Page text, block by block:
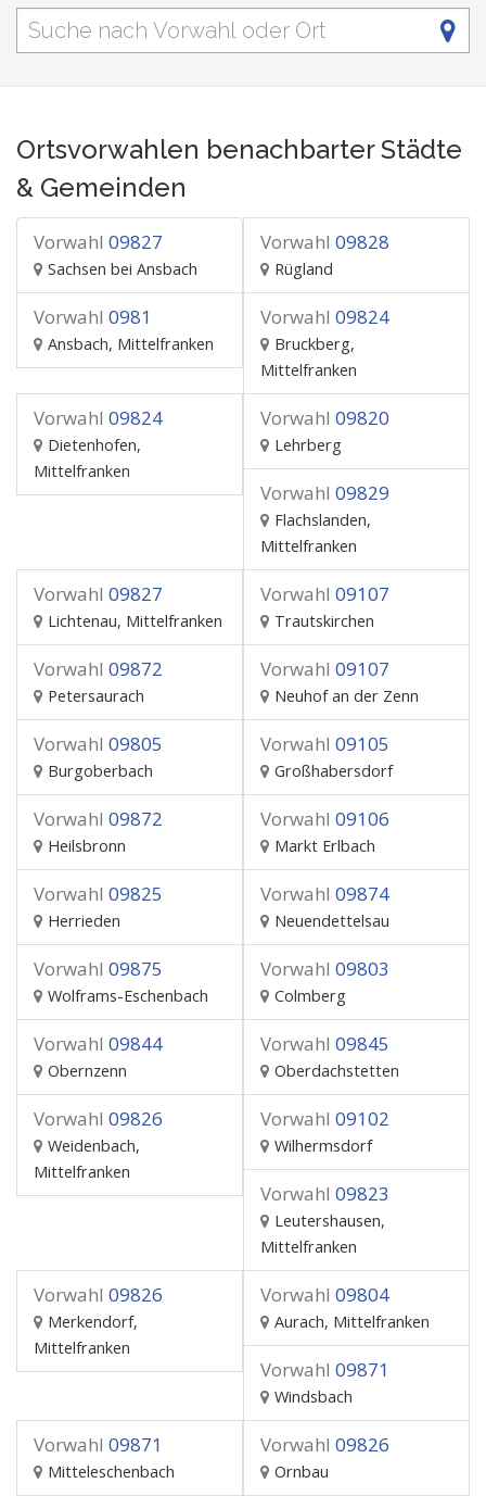
Ortsvorwahlen benachbarter Städte
& Gemeinden
Vorwahl 09827
Sachsen bei Ansbach
Vorwahl 09828
Rügland
Vorwahl 0981
Ansbach, Mittelfranken
Vorwahl 09824
Bruckberg,
Mittelfranken
Vorwahl 09824
Dietenhofen,
Mittelfranken
Vorwahl 09820
Lehrberg
Vorwahl 09829
Flachslanden,
Mittelfranken
Vorwahl 09827
Lichtenau, Mittelfranken
Vorwahl 09107
Trautskirchen
Vorwahl 09872
Petersaurach
Vorwahl 09107
Neuhof an der Zenn
Vorwahl 09805
Burgoberbach
Vorwahl 09105
Großhabersdorf
Vorwahl 09872
Heilsbronn
Vorwahl 09106
Markt Erlbach
Vorwahl 09825
Herrieden
Vorwahl 09874
Neuendettelsau
Vorwahl 09875
Wolframs-Eschenbach
Vorwahl 09803
Colmberg
Vorwahl 09844
Obernzenn
Vorwahl 09845
Oberdachstetten
Vorwahl 09826
Weidenbach,
Mittelfranken
Vorwahl 09102
Wilhermsdorf
Vorwahl 09823
Leutershausen,
Mittelfranken
Vorwahl 09826
Merkendorf,
Mittelfranken
Vorwahl 09804
Aurach, Mittelfranken
Vorwahl 09871
Windsbach
Vorwahl 09871
Mitteleschenbach
Vorwahl 09826
Ornbau